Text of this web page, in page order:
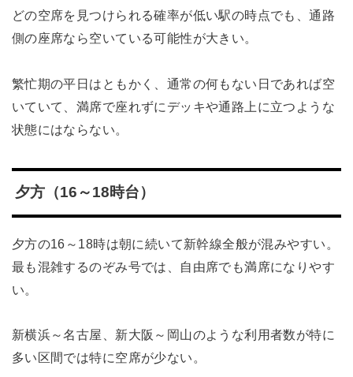
どの空席を見つけられる確率が低い駅の時点でも、通路
側の座席なら空いている可能性が大きい。
繁忙期の平日はともかく、通常の何もない日であれば空
いていて、満席で座れずにデッキや通路上に立つような
状態にはならない。
夕方（16～18時台）
夕方の16～18時は朝に続いて新幹線全般が混みやすい。
最も混雑するのぞみ号では、自由席でも満席になりやす
い。
新横浜～名古屋、新大阪～岡山のような利用者数が特に
多い区間では特に空席が少ない。